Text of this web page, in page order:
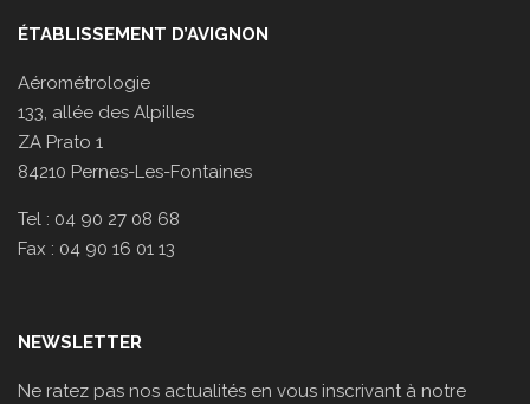
ÉTABLISSEMENT D’AVIGNON
Aérométrologie
133, allée des Alpilles
ZA Prato 1
84210 Pernes-Les-Fontaines
Tel : 04 90 27 08 68
Fax : 04 90 16 01 13
NEWSLETTER
Ne ratez pas nos actualités en vous inscrivant à notre